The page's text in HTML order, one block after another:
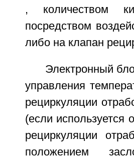
, количеством
посредством
либо на клапан
Электронный
управления
рециркуляции
(если используется
рециркуляции
положением